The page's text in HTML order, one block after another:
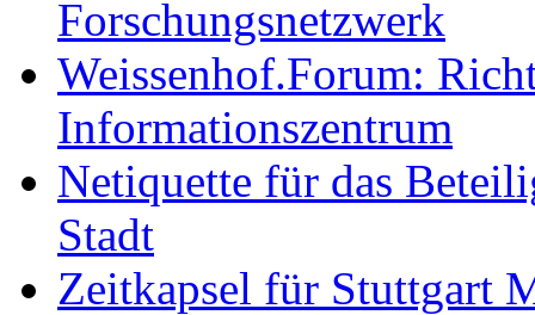
Forschungsnetzwerk
Weissenhof.Forum:
Informationszentrum
Netiquette für das
Stadt
Zeitkapsel für Stuttgart